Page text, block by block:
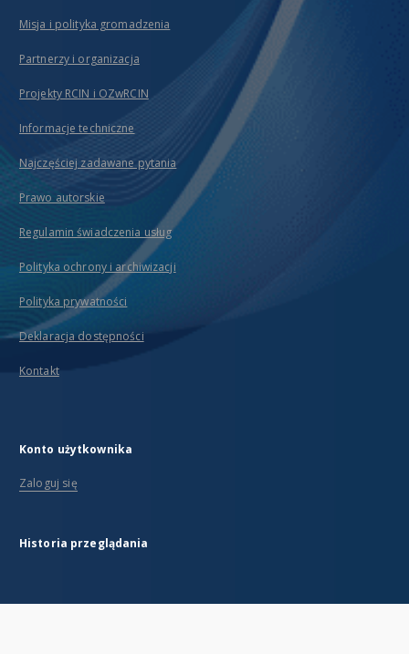
Misja i polityka gromadzenia
Partnerzy i organizacja
Projekty RCIN i OZwRCIN
Informacje techniczne
Najczęściej zadawane pytania
Prawo autorskie
Regulamin świadczenia usług
Polityka ochrony i archiwizacji
Polityka prywatności
Deklaracja dostępności
Kontakt
Konto użytkownika
Zaloguj się
Historia przeglądania